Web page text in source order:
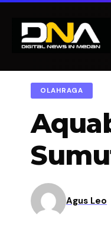
OLAHRAGA
Agus Leo